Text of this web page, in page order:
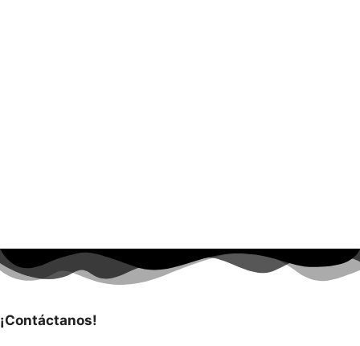
¡Contáctanos!